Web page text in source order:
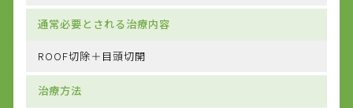
通常必要とされる治療内容
ROOF切除＋目頭切開
治療方法